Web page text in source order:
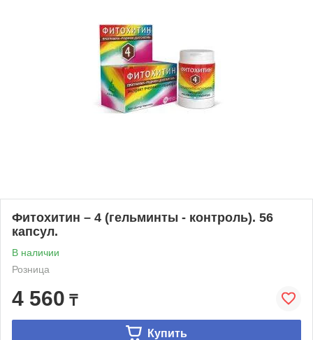
Фитохитин – 4 (гельминты - контроль). 56
капсул.
В наличии
Розница
4 560 ₸
Купить